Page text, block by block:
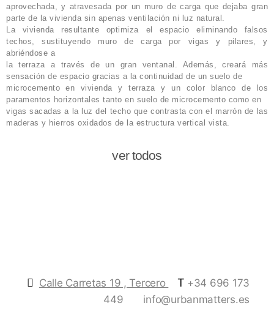
aprovechada, y atravesada por un muro de carga que dejaba gran
parte de la vivienda sin apenas ventilación ni luz natural.
La vivienda resultante optimiza el espacio eliminando falsos
techos, sustituyendo muro de carga por vigas y pilares, y
abriéndose a
la terraza a través de un gran ventanal. Además, creará más
sensación de espacio gracias a la continuidad de un suelo de
microcemento en vivienda y terraza y un color blanco de los
paramentos horizontales tanto en suelo de microcemento como en
vigas sacadas a la luz del techo que contrasta con el marrón de las
maderas y hierros oxidados de la estructura vertical vista.
ver todos
Calle Carretas 19 , Tercero T +34 696 173
449
info@urbanmatters.es